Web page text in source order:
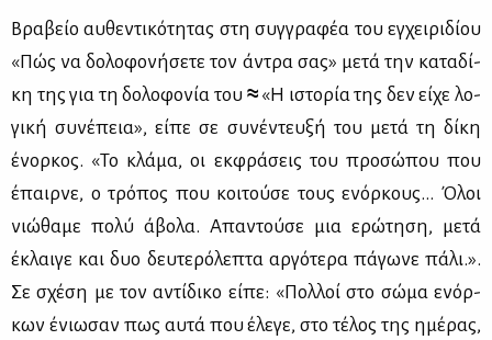
Βρα­βείο αυ­θε­ντι­κό­τη­τας στη συγ­γρα­φέα του εγ­χει­ρι­δί­ου
«Πώς να δο­λο­φο­νή­σε­τε τον άντρα σας» με­τά την κα­τα­δί­
κη της για τη δο­λο­φο­νία του ≈«Η ιστο­ρία της δεν εί­χε λο­
γι­κή συ­νέ­πεια», εί­πε σε συ­νέ­ντευ­ξή του με­τά τη δί­κη
ένορ­κος. «Το κλά­μα, οι εκ­φρά­σεις του προ­σώ­που που
έπαιρ­νε, ο τρό­πος που κοι­τού­σε τους ενόρ­κους… Όλοι
νιώ­θα­με πο­λύ άβο­λα. Απα­ντού­σε μια ερώ­τη­ση, με­τά
έκλαι­γε και δυο δευ­τε­ρό­λε­πτα αρ­γό­τε­ρα πά­γω­νε πά­λι.».
Σε σχέ­ση με τον αντί­δι­κο εί­πε: «Πολ­λοί στο σώ­μα ενόρ­
κων ένιω­σαν πως αυ­τά που έλε­γε, στο τέ­λος της ημέ­ρας,